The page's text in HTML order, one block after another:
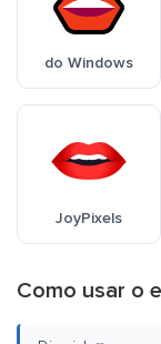
do Windows
JoyPixels
Como usar o